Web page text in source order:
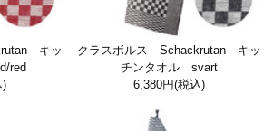
キッ
red
)
クラスボルス Schackrutan キッ
チンタオル svart
6,380円(税込)